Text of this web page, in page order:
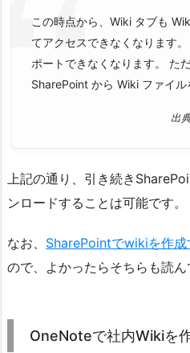
この時点から、Wiki タブも
てアクセスできなくなります
ポートできなくなります。 た
SharePoint から Wiki ファイル
出
上記の通り、引き続き
ンロードすることは可能です。
なお、 SharePointでwikiを作成
ので、よかったらそちらも読ん
OneNoteで社内Wikiを